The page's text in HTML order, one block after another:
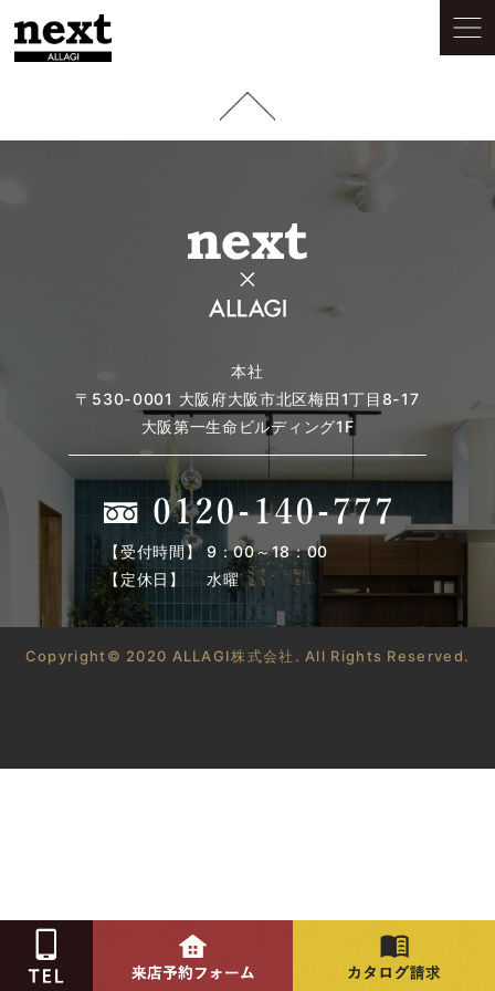
本社
〒530-0001 大阪府大阪市北区梅田1丁目8-17
大阪第一生命ビルディング1F
【受付時間】 9：00～18：00
【定休日】 水曜
Copyright© 2020 ALLAGI株式会社. All Rights Reserved.